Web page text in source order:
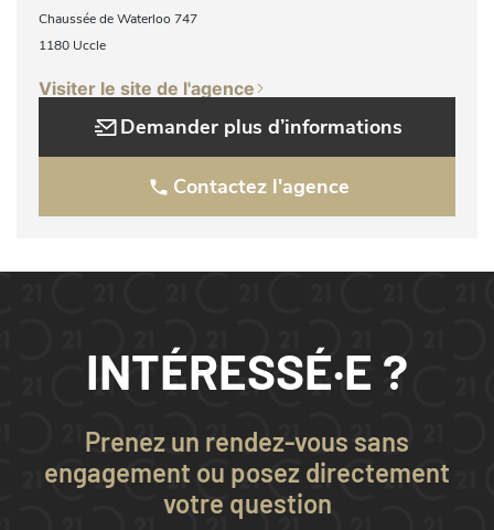
Chaussée de Waterloo 747
1180 Uccle
Visiter le site de l'agence
Demander plus d’informations
Contactez l'agence
INTÉRESSÉ·E ?
Prenez un rendez-vous sans
engagement ou posez directement
votre question